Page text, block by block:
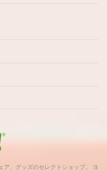
、グッズのセレクトショップ。 ヨ